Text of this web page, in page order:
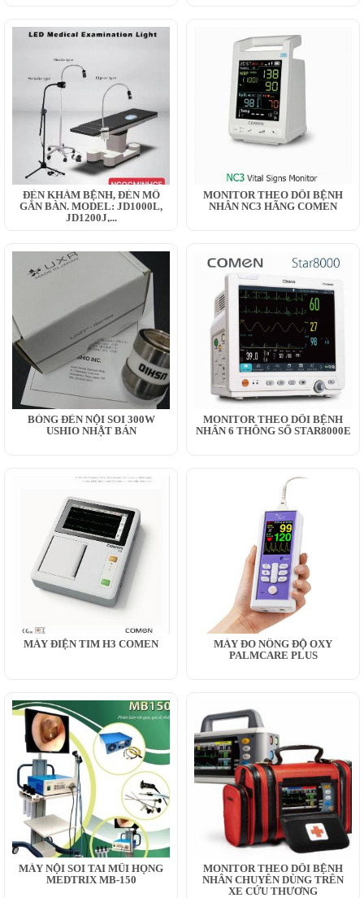
ĐÈN KHÁM BỆNH, ĐÈN MỔ
GẮN BÀN. MODEL: JD1000L,
JD1200J,...
MONITOR THEO DÕI BỆNH
NHÂN NC3 HÃNG COMEN
BÓNG ĐÈN NỘI SOI 300W
USHIO NHẬT BẢN
MONITOR THEO DÕI BỆNH
NHÂN 6 THÔNG SỐ STAR8000E
MÁY ĐIỆN TIM H3 COMEN
MÁY ĐO NỒNG ĐỘ OXY
PALMCARE PLUS
MÁY NỘI SOI TAI MŨI HỌNG
MEDTRIX MB-150
MONITOR THEO DÕI BỆNH
NHÂN CHUYÊN DÙNG TRÊN
XE CỨU THƯƠNG